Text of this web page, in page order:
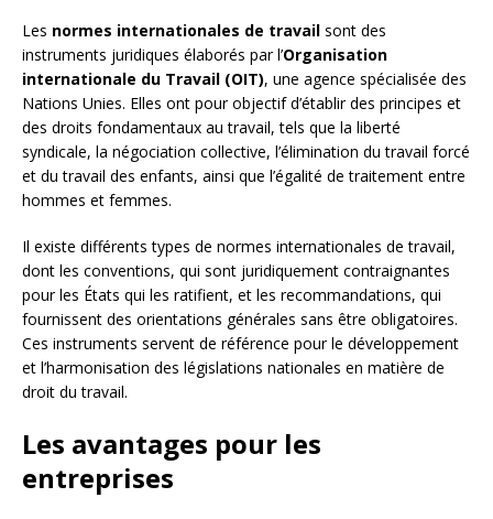
Les normes internationales de travail sont des
instruments juridiques élaborés par l’Organisation
internationale du Travail (OIT), une agence spécialisée des
Nations Unies. Elles ont pour objectif d’établir des principes et
des droits fondamentaux au travail, tels que la liberté
syndicale, la négociation collective, l’élimination du travail forcé
et du travail des enfants, ainsi que l’égalité de traitement entre
hommes et femmes.
Il existe différents types de normes internationales de travail,
dont les conventions, qui sont juridiquement contraignantes
pour les États qui les ratifient, et les recommandations, qui
fournissent des orientations générales sans être obligatoires.
Ces instruments servent de référence pour le développement
et l’harmonisation des législations nationales en matière de
droit du travail.
Les avantages pour les
entreprises